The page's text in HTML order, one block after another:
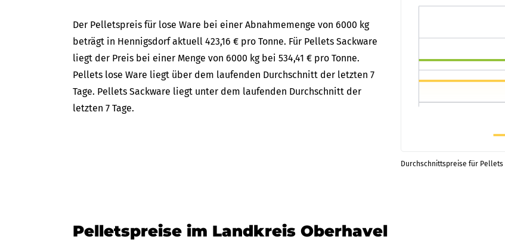
Der Pelletspreis für lose Ware bei einer Abnahmemenge von 6000 kg
beträgt in Hennigsdorf aktuell 423,16 € pro Tonne. Für Pellets Sackware
liegt der Preis bei einer Menge von 6000 kg bei 534,41 € pro Tonne.
Pellets lose Ware liegt über dem laufenden Durchschnitt der letzten 7
Tage. Pellets Sackware liegt unter dem laufenden Durchschnitt der
letzten 7 Tage.
Durchschnittspreise für Pellets
Pelletspreise im Landkreis Oberhavel